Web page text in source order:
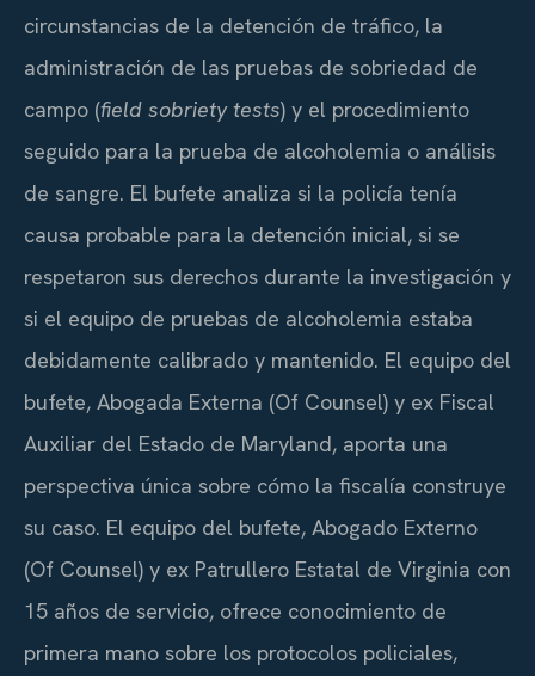
circunstancias de la detención de tráfico, la
administración de las pruebas de sobriedad de
campo (field sobriety tests) y el procedimiento
seguido para la prueba de alcoholemia o análisis
de sangre. El bufete analiza si la policía tenía
causa probable para la detención inicial, si se
respetaron sus derechos durante la investigación y
si el equipo de pruebas de alcoholemia estaba
debidamente calibrado y mantenido. El equipo del
bufete, Abogada Externa (Of Counsel) y ex Fiscal
Auxiliar del Estado de Maryland, aporta una
perspectiva única sobre cómo la fiscalía construye
su caso. El equipo del bufete, Abogado Externo
(Of Counsel) y ex Patrullero Estatal de Virginia con
15 años de servicio, ofrece conocimiento de
primera mano sobre los protocolos policiales,